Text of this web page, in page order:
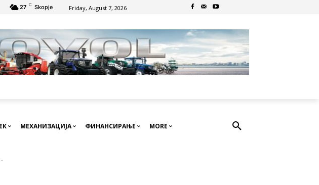
27 C Skopje Friday, August 7, 2026
МЕХАНИЗАЦИЈА ФИНАНСИРАЊЕ MORE